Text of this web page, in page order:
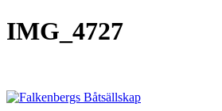
IMG_4727